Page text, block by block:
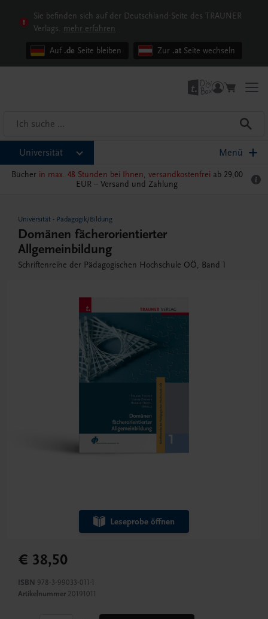
Sie befinden sich auf der Deutschland-Seite des TRAUNER
Verlags. mehr erfahren
Auf .de Seite bleiben Zur .at Seite wechseln
Universität Menü
Bücher in max. 48 Stunden bei Ihnen, versandkostenfrei ab 29,00
EUR – Versand und Zahlung
Universität - Pädagogik/Bildung
Domänen fächerorientierter
Allgemeinbildung
Schriftenreihe der Pädagogischen Hochschule OÖ, Band 1
Leseprobe öffnen
€ 38,50
ISBN 978-3-99033-011-1
Artikelnummer 20191011